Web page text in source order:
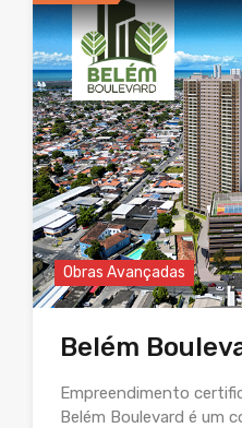
Obras Avançadas
Belém
Empreendimento
Belém Boulevard é um